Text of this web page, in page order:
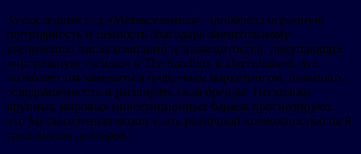
За последний год «Метавселенная» приобрела огромную
популярность и ценность благодаря значительному
увеличению числа компаний и знаменитостей, покупающих
виртуальную «землю» в The Sandbox и Decentraland, что
позволяет им заниматься цифровым маркетингом, повышать
осведомленность и расширять свои бренды. Несколько
крупных мировых инвестиционных банков прогнозируют,
что Метавселенная может стать рыночной возможностью на 8
триллионов долларов.